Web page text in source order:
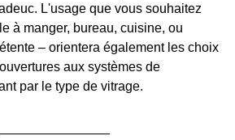
L'usage que vous souhaitez
à manger, bureau, cuisine, ou
– orientera également les choix
aux systèmes de
par le type de vitrage.